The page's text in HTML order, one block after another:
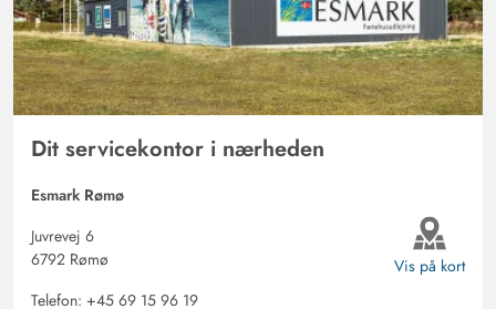
Dit servicekontor i nærheden
Esmark Rømø
Juvrevej 6
6792 Rømø
Telefon: +45 69 15 96 19
Vis på kort